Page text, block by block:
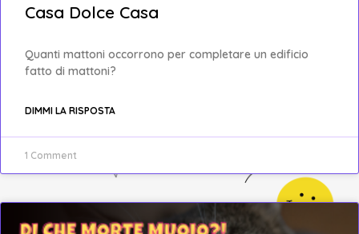
Casa Dolce Casa
Quanti mattoni occorrono per completare un edificio
fatto di mattoni?
DIMMI LA RISPOSTA
1 Comment